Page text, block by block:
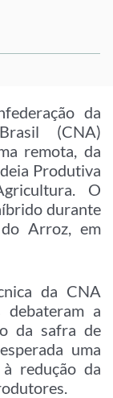
da
(CNA)
remota, da
Produtiva
O
durante
Arroz, em
da CNA
debateram a
da safra de
uma
redução da